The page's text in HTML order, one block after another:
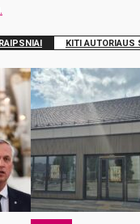
KITI AUTORIAUS